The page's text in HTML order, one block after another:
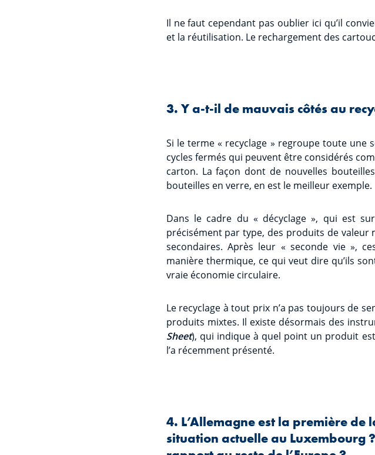
Il ne faut cependant pas oublier ici qu’il
et la réutilisation. Le rechargement des
3. Y a-t-il de mauvais côtés au
Si le terme « recyclage » regroupe toute
cycles fermés qui peuvent être considérés
carton. La façon dont de nouvelles
bouteilles en verre, en est le meilleur exemple.
Dans le cadre du « décyclage », qui est
précisément par type, des produits de
secondaires. Après leur « seconde vie »,
manière thermique, ce qui veut dire qu’ils
vraie économie circulaire.
Le recyclage à tout prix n’a pas toujours de
produits mixtes. Il existe désormais des
Sheet), qui indique à quel point un produit
l’a récemment présenté.
4. L’Allemagne est la première de
situation actuelle au Luxembourg